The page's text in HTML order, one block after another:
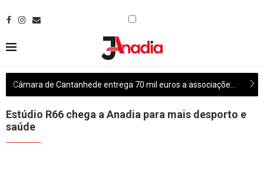
Estúdio R66 chega a Anadia para mais desporto e
saúde